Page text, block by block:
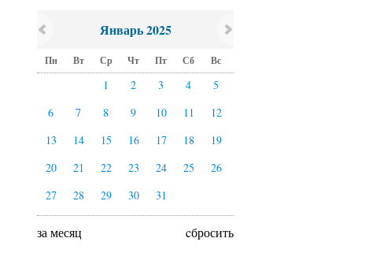
Январь 2025
Пн Вт Ср Чт Пт Сб Вс
1 2 3 4
5
6
7 8 9 10 11
12
13
14 15 16 17 18
19
20
21 22 23 24 25
26
27
28 29 30 31
за месяц cбросить